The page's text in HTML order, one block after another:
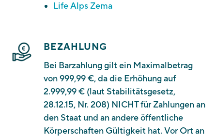
Life Alps Zema
BEZAHLUNG
Bei Barzahlung gilt ein Maximalbetrag
von 999,99 €, da die Erhöhung auf
2.999,99 € (laut Stabilitätsgesetz,
28.12.15, Nr. 208) NICHT für Zahlungen an
den Staat und an andere öffentliche
Körperschaften Gültigkeit hat. Vor Ort an